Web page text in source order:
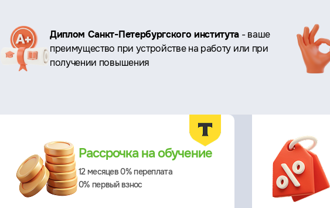
Ключевые
преимущества
Диплом Санкт-Петербургского института - ваше
преимущество при устройстве на работу или при
получении повышения
Рассрочка на обучение
12 месяцев 0% переплата
0% первый взнос